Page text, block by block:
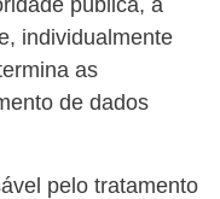
pública, a
individualmente
as
de dados
pelo tratamento